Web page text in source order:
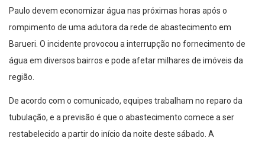
Paulo devem economizar água nas próximas horas após o
rompimento de uma adutora da rede de abastecimento em
Barueri. O incidente provocou a interrupção no fornecimento de
água em diversos bairros e pode afetar milhares de imóveis da
região.
De acordo com o comunicado, equipes trabalham no reparo da
tubulação, e a previsão é que o abastecimento comece a ser
restabelecido a partir do início da noite deste sábado. A